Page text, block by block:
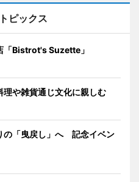
ピックス
「Bistrot's Suzette」
や雑貨通じ文化に親しむ
の「曳戻し」へ 記念イベン